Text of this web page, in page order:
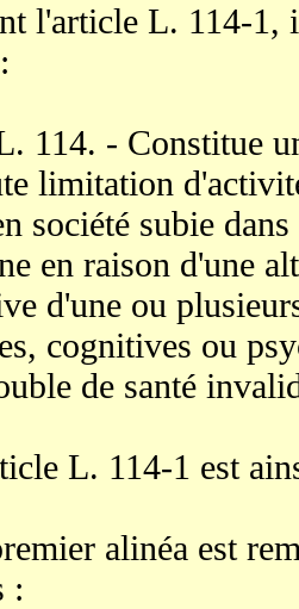
l'article L. 114-1,
114. - Constitue
limitation
société subie
en raison d'une
d'une ou
cognitives ou
de santé
L. 114-1 est
alinéa est
: